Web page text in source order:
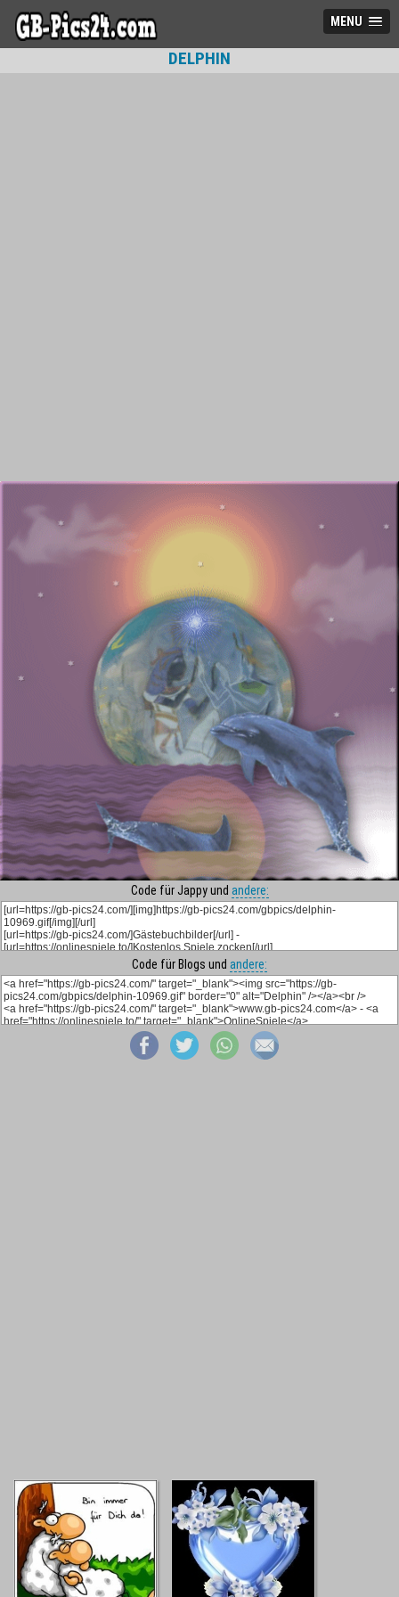
MENU
DELPHIN
Code für Jappy und andere:
Code für Blogs und andere: